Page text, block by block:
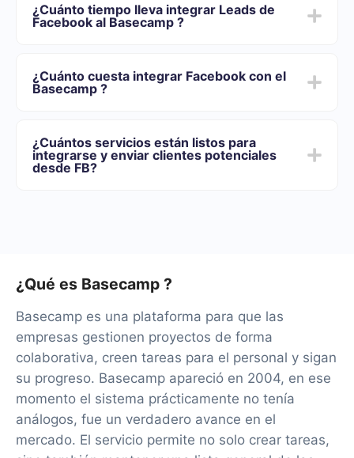
Elija qué datos transferir de Facebook al Basecamp
Active la actualización automática
¿Cuánto tiempo lleva integrar Leads de
Facebook al Basecamp ?
5 y 30 minutos. En promedio, la configuración demora
entre 10 y 15 minutos.
¿Cuánto cuesta integrar Facebook con el
Basecamp ?
de funcionalidades que mejor se adapte a sus
necesidades. Además, tienes la oportunidad de probar
el servicio de forma gratuita durante 14 días.
¿Cuántos servicios están listos para
integrarse y enviar clientes potenciales
desde FB?
¿Qué es Basecamp ?
Basecamp es una plataforma para que las
empresas gestionen proyectos de forma
colaborativa, creen tareas para el personal y sigan
su progreso. Basecamp apareció en 2004, en ese
momento el sistema prácticamente no tenía
análogos, fue un verdadero avance en el
mercado. El servicio permite no solo crear tareas,